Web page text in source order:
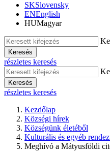
SKSlovensky
ENEnglish
HUMagyar
Keresés
részletes keresés
Keresés
részletes keresés
Kezdőlap
Községi hírek
Községünk életéből
Kulturális és egyéb
Meghívó a Mátyusföldi